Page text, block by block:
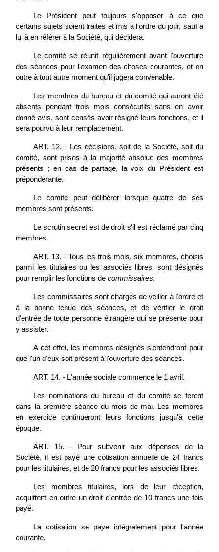
Le Président peut toujours s'opposer à ce que
certains sujets soient traités et mis à l'ordre du jour, sauf à
lui à en référer à la Société, qui décidera.
Le comité se réunit régulièrement avant l'ouverture
des séances pour l'examen des choses courantes, et en
outre à tout autre moment qu'il jugera convenable.
Les membres du bureau et du comité qui auront été
absents pendant trois mois consécutifs sans en avoir
donné avis, sont censés avoir résigné leurs fonctions, et il
sera pourvu à leur remplacement.
ART. 12. - Les décisions, soit de la Société, soit du
comité, sont prises à la majorité absolue des membres
présents ; en cas de partage, la voix du Président est
prépondérante.
Le comité peut délibérer lorsque quatre de ses
membres sont présents.
Le scrutin secret est de droit s'il est réclamé par cinq
membres.
ART. 13. - Tous les trois mois, six membres, choisis
parmi les titulaires ou les associés libres, sont désignés
pour remplir les fonctions decommissaires.
Les commissaires sont chargés de veiller à l'ordre et
à la bonne tenue des séances, et de vérifier le droit
d'entrée de toute personne étrangère qui se présente pour
y assister.
A cet effet, les membres désignés s'entendront pour
que l'un d'eux soit présent à l'ouverture des séances.
ART. 14. - L'année sociale commence le 1 avril.
Les nominations du bureau et du comité se feront
dans la première séance du mois de mai. Les membres
en exercice continueront leurs fonctions jusqu'à cette
époque.
ART. 15. - Pour subvenir aux dépenses de la
Société, il est payé une cotisation annuelle de 24 francs
pour les titulaires, et de 20 francs pour les associés libres.
Les membres titulaires, lors de leur réception,
acquittent en outre un droit d'entrée de 10 francs une fois
payé.
La cotisation se paye intégralement pour l'année
courante.